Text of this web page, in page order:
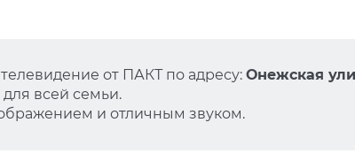
от ПАКТ по адресу: Онежская
всей семьи.
и отличным звуком.